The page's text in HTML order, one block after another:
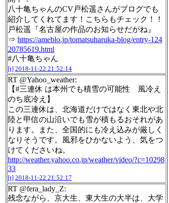
八十亀ちゃんのCV戸松遥さんがブログでも
紹介してくれてます！こちらもチェック！！
戸松遥『名古屋の作品のお知らせだがね』
⇒ https://ameblo.jp/tomatsuharuka-blog/entry-124
20785619.html
#八十亀ちゃん
[t] 2018-11-22 21:52:14
RT @Yahoo_weather:
【#三連休 は本州でも積雪の可能性 風冷え
のち底冷え】
この三連休は、北海道だけではなく東北や北
陸と甲信の山沿いでも雪が積もるおそれがあ
ります。また、全国的にも冷え込みが厳しく
なりそうです。風邪をひかないよう、気をつ
けてくださいね。
http://weather.yahoo.co.jp/weather/video/?c=10298
33
[t] 2018-11-22 21:52:17
RT @fera_lady_Z:
残念ながら、京大生、東大生の大半は、大学